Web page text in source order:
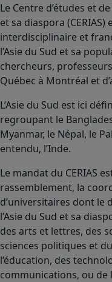
Le Centre d’études et
et sa diaspora
interdisciplinaire et
l’Asie du Sud et sa
chercheurs,
Québec à Montréal et
L’Asie du Sud est ici
regroupant le
Myanmar, le Népal, le
entendu, l’Inde.
Le mandat du CERIAS
rassemblement, la
d’universitaires dont le
l’Asie du Sud et sa
des arts et lettres, des
sciences politiques et
l’éducation, des
communications, ou de